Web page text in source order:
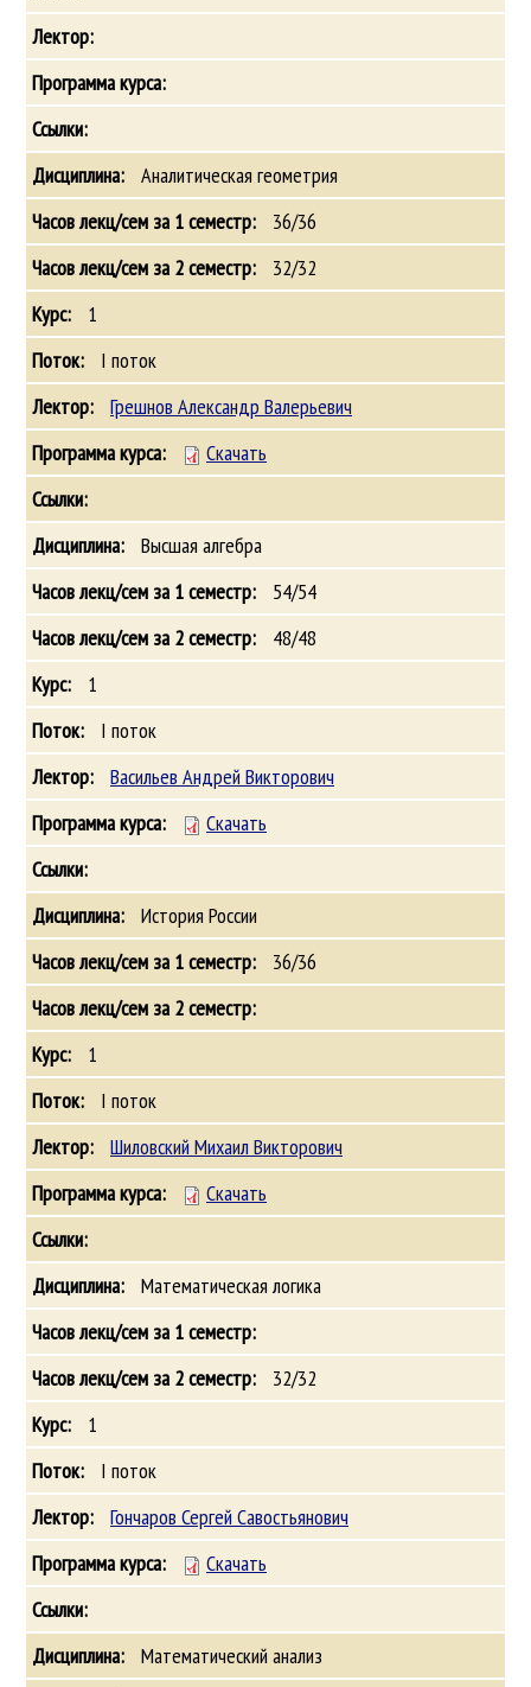
Аналитическая геометрия
36/36
32/32
1
I поток
Грешнов Александр Валерьевич
Скачать
Высшая алгебра
54/54
48/48
1
I поток
Васильев Андрей Викторович
Скачать
История России
36/36
1
I поток
Шиловский Михаил Викторович
Скачать
Математическая логика
32/32
1
I поток
Гончаров Сергей Савостьянович
Скачать
Математический анализ